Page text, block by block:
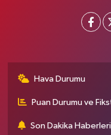
Hava Durumu
Puan Durumu ve
Son Dakika Haberleri